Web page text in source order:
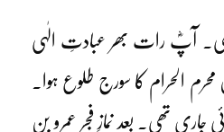
آپؓ رات بھر عبادتِ الٰہی
الحرام کا سورج طلوع ہوا۔
تھی۔ بعد نمازِ فجر عمرو بن